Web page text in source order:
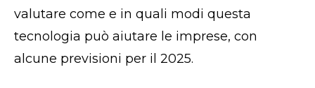
valutare come e in quali modi questa
tecnologia può aiutare le imprese, con
alcune previsioni per il 2025.